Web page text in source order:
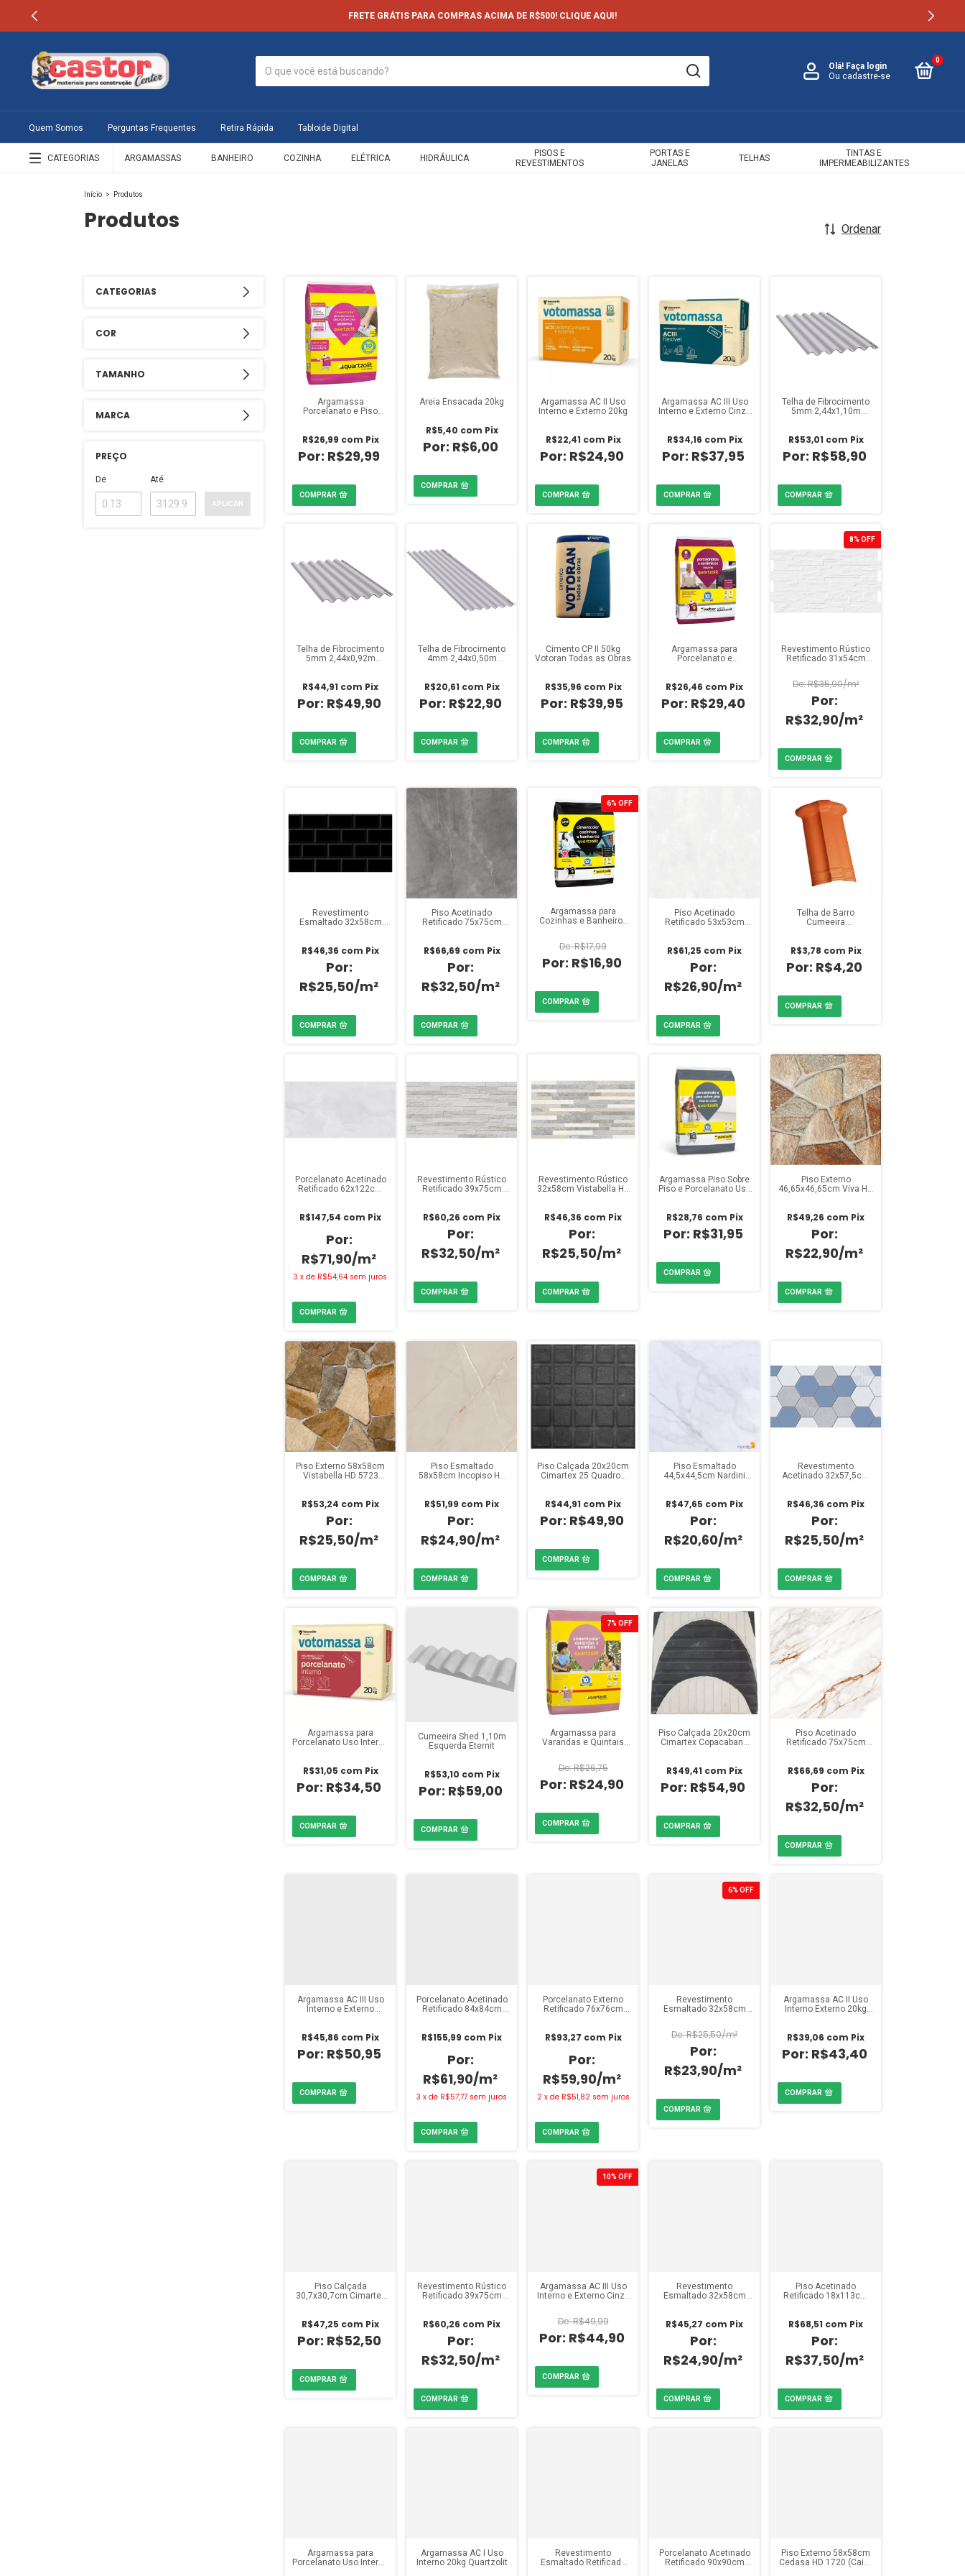
FRETE GRÁTIS PARA COMPRAS ACIMA DE R$500! CLIQUE AQUI!
Olá! Faça login
Ou cadastre-se
0
Quem Somos Perguntas Frequentes Retira Rápida Tabloide Digital
CATEGORIAS ARGAMASSAS BANHEIRO COZINHA ELÉTRICA HIDRÁULICA
PISOS E
REVESTIMENTOS
PORTAS E
JANELAS
TELHAS
TINTAS E
IMPERMEABILIZANTES
Início > Produtos
Produtos Ordenar
CATEGORIAS
COR
TAMANHO
MARCA
PREÇO
De Até
APLICAR
Argamassa
Porcelanato e Piso
R$29,99
R$26,99 com Pix
Areia Ensacada 20kg
R$6,00
R$5,40 com Pix
Argamassa AC II Uso
Interno e Externo 20kg
R$24,90
R$22,41 com Pix
Argamassa AC III Uso
Interno e Externo Cinza
R$37,95
R$34,16 com Pix
Telha de Fibrocimento
5mm 2,44x1,10m
R$58,90
R$53,01 com Pix
Telha de Fibrocimento
5mm 2,44x0,92m
R$49,90
R$44,91 com Pix
Telha de Fibrocimento
4mm 2,44x0,50m
R$22,90
R$20,61 com Pix
Cimento CP II 50kg
Votoran Todas as Obras
R$39,95
R$35,96 com Pix
Argamassa para
Porcelanato e
R$29,40
R$26,46 com Pix
8% OFF
Revestimento Rústico
Retificado 31x54cm
(Caixa 1,51m²)
R$32,90/m²
R$35,90/m²
Revestimento
Esmaltado 32x58cm
R$25,50/m²
R$46,36 com Pix
Piso Acetinado
Retificado 75x75cm
R$32,50/m²
R$66,69 com Pix
6% OFF
Argamassa para
Cozinhas e Banheiros
R$16,90
R$17,99
Piso Acetinado
Retificado 53x53cm
R$26,90/m²
R$61,25 com Pix
Telha de Barro
Cumeeira
R$4,20
R$3,78 com Pix
Porcelanato Acetinado
Retificado 62x122cm
2,28m²)
R$71,90/m²
R$147,54 com Pix
3 x de R$54,64 sem juros
Revestimento Rústico
Retificado 39x75cm
R$32,50/m²
R$60,26 com Pix
Revestimento Rústico
32x58cm Vistabella HD
R$25,50/m²
R$46,36 com Pix
Argamassa Piso Sobre
Piso e Porcelanato Uso
R$31,95
R$28,76 com Pix
Piso Externo
46,65x46,65cm Viva HD
R$22,90/m²
R$49,26 com Pix
Piso Externo 58x58cm
Vistabella HD 5723
R$25,50/m²
R$53,24 com Pix
Piso Esmaltado
58x58cm Incopiso HD
R$24,90/m²
R$51,99 com Pix
Piso Calçada 20x20cm
Cimartex 25 Quadros
R$49,90
R$44,91 com Pix
Piso Esmaltado
44,5x44,5cm Nardini
R$20,60/m²
R$47,65 com Pix
Revestimento
Acetinado 32x57,5cm
R$25,50/m²
R$46,36 com Pix
Argamassa para
Porcelanato Uso Interno
R$34,50
R$31,05 com Pix
Cumeeira Shed 1,10m
Esquerda Eternit
R$59,00
R$53,10 com Pix
7% OFF
Argamassa para
Varandas e Quintais
R$24,90
R$26,75
Piso Calçada 20x20cm
Cimartex Copacabana
R$54,90
R$49,41 com Pix
Piso Acetinado
Retificado 75x75cm
R$32,50/m²
R$66,69 com Pix
Argamassa AC III Uso
Interno e Externo
R$50,95
R$45,86 com Pix
Porcelanato Acetinado
Retificado 84x84cm
R$61,90/m²
R$155,99 com Pix
3 x de R$57,77 sem juros
Porcelanato Externo
Retificado 76x76cm
R$59,90/m²
R$93,27 com Pix
2 x de R$51,82 sem juros
6% OFF
Revestimento
Esmaltado 32x58cm
R$23,90/m²
R$25,50/m²
Argamassa AC II Uso
Interno Externo 20kg
R$43,40
R$39,06 com Pix
Piso Calçada
30,7x30,7cm Cimartex
R$52,50
R$47,25 com Pix
Revestimento Rústico
Retificado 39x75cm
R$32,50/m²
R$60,26 com Pix
10% OFF
Argamassa AC III Uso
Interno e Externo Cinza
R$44,90
R$49,99
Revestimento
Esmaltado 32x58cm
R$24,90/m²
R$45,27 com Pix
Piso Acetinado
Retificado 18x113cm
2,03m²)
R$37,50/m²
R$68,51 com Pix
Argamassa para
Porcelanato Uso Interno
Argamassa AC I Uso
Interno 20kg Quartzolit
Revestimento
Esmaltado Retificado
Porcelanato Acetinado
Retificado 90x90cm
Piso Externo 58x58cm
Cedasa HD 1720 (Caixa